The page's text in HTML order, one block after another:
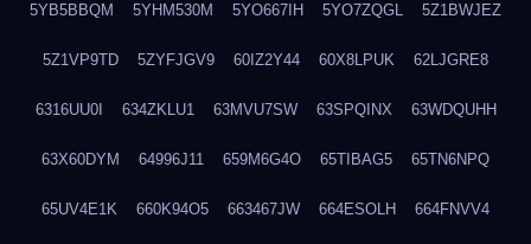
5YB5BBQM 5YHM530M 5YO667IH 5YO7ZQGL 5Z1BWJEZ
5Z1VP9TD 5ZYFJGV9 60IZ2Y44 60X8LPUK 62LJGRE8
6316UU0I 634ZKLU1 63MVU7SW 63SPQINX 63WDQUHH
63X60DYM 64996J11 659M6G4O 65TIBAG5 65TN6NPQ
65UV4E1K 660K94O5 663467JW 664ESOLH 664FNVV4